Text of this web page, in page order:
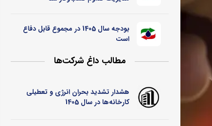
بودجه سال 1405 در مجموع قابل دفاع
است
مطالب داغ شرکت‌ها
هشدار تشدید بحران انرژی و تعطیلی
کارخانه‌ها در سال 1405